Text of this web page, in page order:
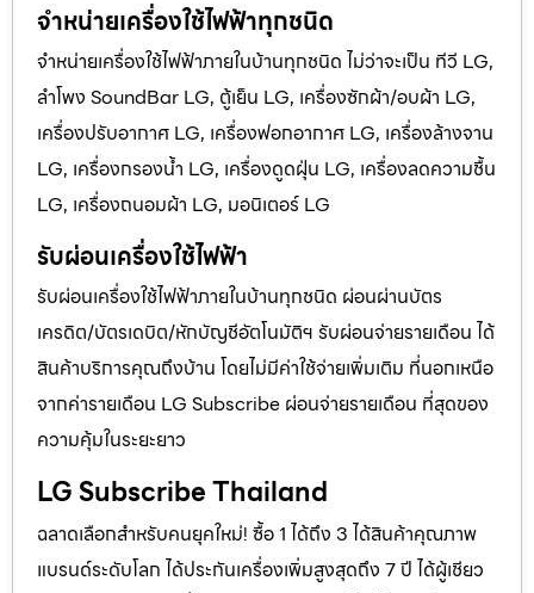
จำหน่ายเครื่องใช้ไฟฟ้าทุกชนิด
จำหน่ายเครื่องใช้ไฟฟ้าภายในบ้านทุกชนิด ไม่ว่าจะเป็น ทีวี LG,
ลำโพง SoundBar LG, ตู้เย็น LG, เครื่องซักผ้า/อบผ้า LG,
เครื่องปรับอากาศ LG, เครื่องฟอกอากาศ LG, เครื่องล้างจาน
LG, เครื่องกรองน้ำ LG, เครื่องดูดฝุ่น LG, เครื่องลดความชื้น
LG, เครื่องถนอมผ้า LG, มอนิเตอร์ LG
รับผ่อนเครื่องใช้ไฟฟ้า
รับผ่อนเครื่องใช้ไฟฟ้าภายในบ้านทุกชนิด ผ่อนผ่านบัตร
เครดิต/บัตรเดบิต/หักบัญชีอัตโนมัติฯ รับผ่อนจ่ายรายเดือน ได้
สินค้าบริการคุณถึงบ้าน โดยไม่มีค่าใช้จ่ายเพิ่มเติม ที่นอกเหนือ
จากค่ารายเดือน LG Subscribe ผ่อนจ่ายรายเดือน ที่สุดของ
ความคุ้มในระยะยาว
LG Subscribe Thailand
ฉลาดเลือกสำหรับคนยุคใหม่! ซื้อ 1 ได้ถึง 3 ได้สินค้าคุณภาพ
แบรนด์ระดับโลก ได้ประกันเครื่องเพิ่มสูงสุดถึง 7 ปี ได้ผู้เชียว